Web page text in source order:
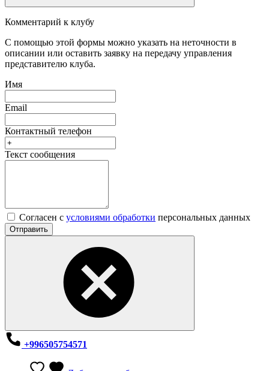
Комментарий к клубу
С помощью этой формы можно указать на неточности в
описании или оставить заявку на передачу управления
представителю клуба.
Имя
Email
Контактный телефон
Текст сообщения
Согласен с условиями обработки персональных данных
Отправить
+996505754571